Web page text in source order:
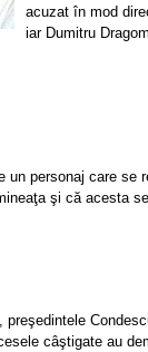
acuzat în mod
iar Dumitru
personaj care se
şi că acesta
câştigate au